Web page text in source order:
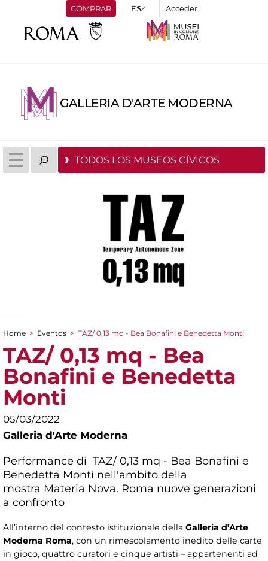
COMPRAR Acceder
GALLERIA D'ARTE MODERNA
TODOS LOS MUSEOS CÍVICOS
You are here
Home > Eventos > TAZ/ 0,13 mq - Bea Bonafini e Benedetta Monti
TAZ/ 0,13 mq - Bea
Bonafini e Benedetta
Monti
05/03/2022
Galleria d'Arte Moderna
Performance di TAZ/ 0,13 mq - Bea Bonafini e
Benedetta Monti nell'ambito della
mostra Materia Nova. Roma nuove generazioni
a confronto
All’interno del contesto istituzionale della Galleria d’Arte
Moderna Roma, con un rimescolamento inedito delle carte
in gioco, quattro curatori e cinque artisti – appartenenti ad